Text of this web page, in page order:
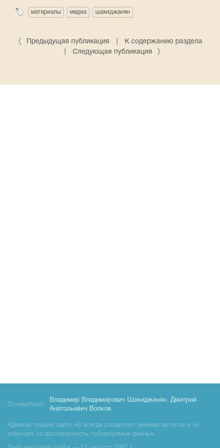
материалы медиа шахиджанян
Предыдущая публикация
К содержанию раздела
Следующая публикация
Основатели:
Владимир Владимирович Шахиджанян, Дмитрий
Анатольевич Волков
Администрация сайта не всегда разделяет мнения авторов и не
отвечает за достоверность публикуемых данных.